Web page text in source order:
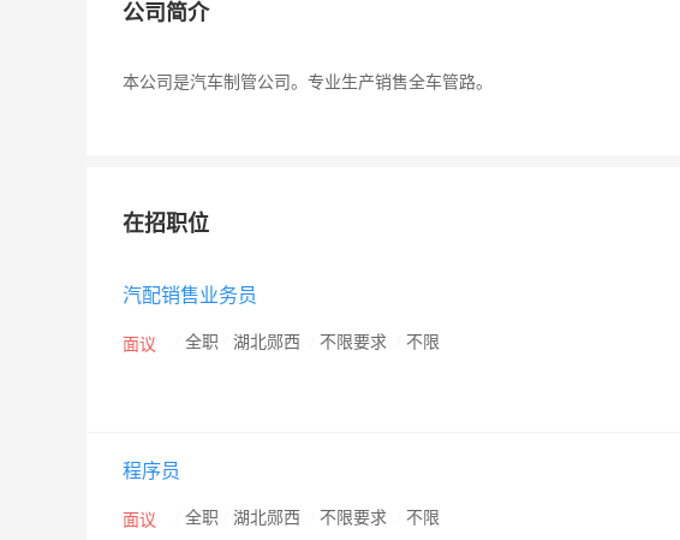
公司简介
本公司是汽车制管公司。专业生产销售全车管路。
在招职位
汽配销售业务员
面议 全职 湖北郧西 不限要求 不限
程序员
面议 全职 湖北郧西 不限要求 不限